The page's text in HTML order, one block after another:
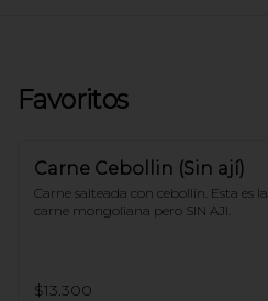
Favoritos
Carne Cebollin (Sin ají)
Carne salteada con cebollín. Esta es la
carne mongoliana pero SIN AJI.
$13.300